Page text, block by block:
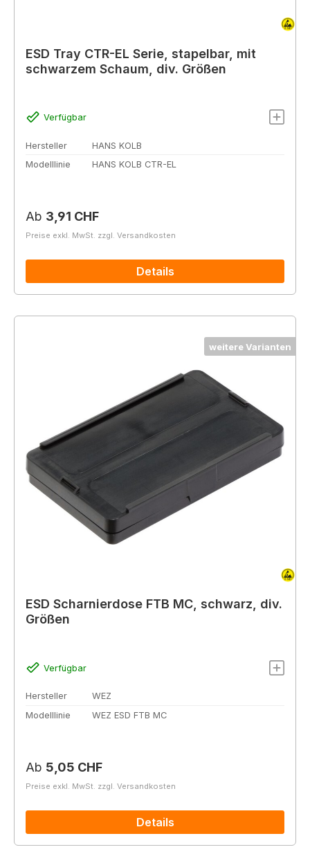
ESD Tray CTR-EL Serie, stapelbar, mit
schwarzem Schaum, div. Größen
Verfügbar
Hersteller
HANS KOLB
Modelllinie
HANS KOLB CTR-EL
Regulärer Preis:
Ab 3,91 CHF
Preise exkl. MwSt. zzgl. Versandkosten
Details
weitere Varianten
ESD Scharnierdose FTB MC, schwarz, div.
Größen
Verfügbar
Hersteller
WEZ
Modelllinie
WEZ ESD FTB MC
Regulärer Preis:
Ab 5,05 CHF
Preise exkl. MwSt. zzgl. Versandkosten
Details